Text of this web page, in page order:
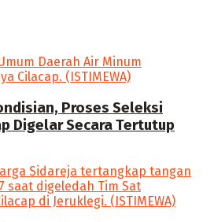
Proses Seleksi
Digelar Secara Tertutup